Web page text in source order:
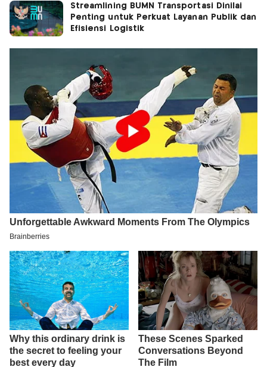
Streamlining BUMN Transportasi Dinilai
Penting untuk Perkuat Layanan Publik dan
Efisiensi Logistik